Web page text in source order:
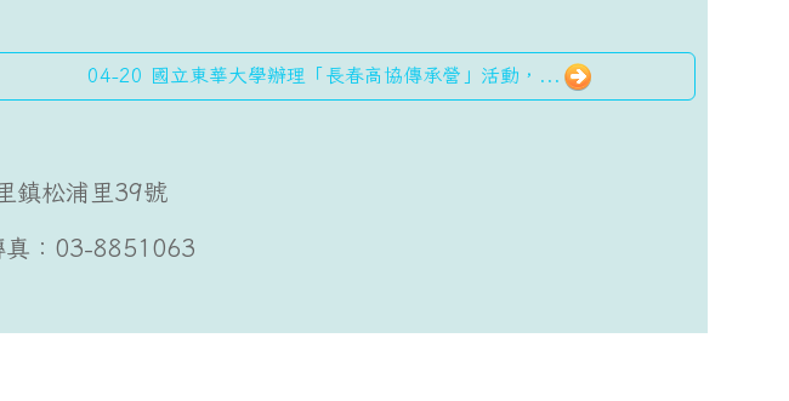
04-20 國立東華大學辦理「長春高協傳承營」活動，...
鎮松浦里39號
：03-8851063